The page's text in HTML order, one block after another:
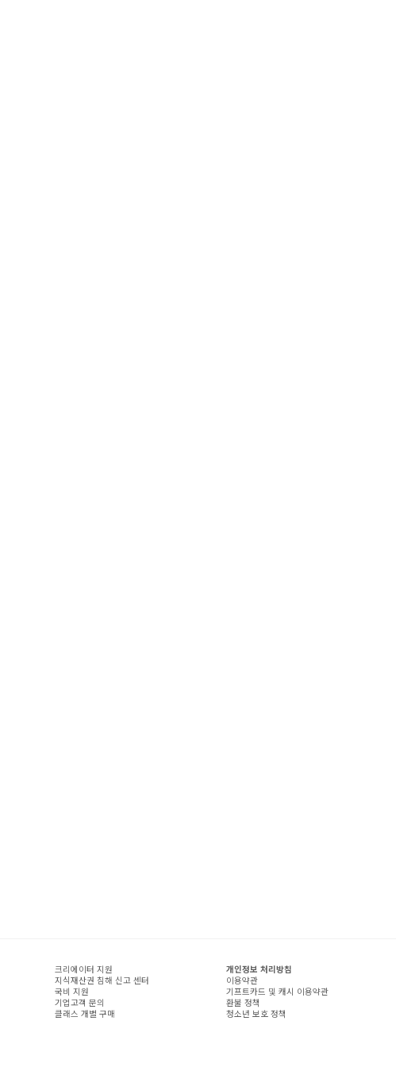
크리에이터 지원
지식재산권 침해 신고 센터
국비 지원
기업고객 문의
클래스 개별 구매
개인정보 처리방침
이용약관
기프트카드 및 캐시 이용약관
환불 정책
청소년 보호 정책